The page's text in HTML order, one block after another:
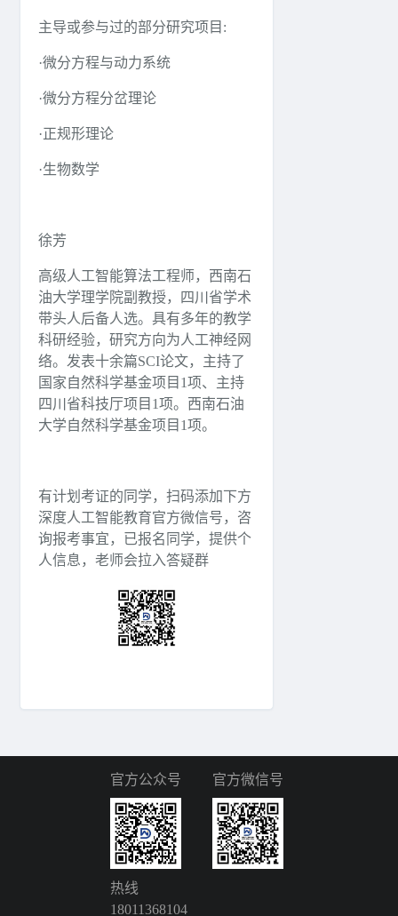
主导或参与过的部分研究项目:
·微分方程与动力系统
·微分方程分岔理论
·正规形理论
·生物数学
徐芳
高级人工智能算法工程师，西南石
油大学理学院副教授，四川省学术
带头人后备人选。具有多年的教学
科研经验，研究方向为人工神经网
络。发表十余篇SCI论文，主持了
国家自然科学基金项目1项、主持
四川省科技厅项目1项。西南石油
大学自然科学基金项目1项。
有计划考证的同学，扫码添加下方
深度人工智能教育官方微信号，咨
询报考事宜，已报名同学，提供个
人信息，老师会拉入答疑群
官方公众号 官方微信号
热线
18011368104